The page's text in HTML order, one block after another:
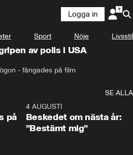
Logga in
Sport Nöje Livsstil
av polis i USA
- fångades på film
SE ALLA
på
4 AUGUSTI
Beskedet om nästa år:
”Bestämt mig”